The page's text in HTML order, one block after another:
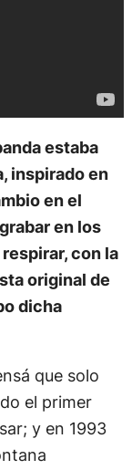
estaba
inspirado en
en el
en los
con la
original de
dicha
que solo
el primer
y en 1993